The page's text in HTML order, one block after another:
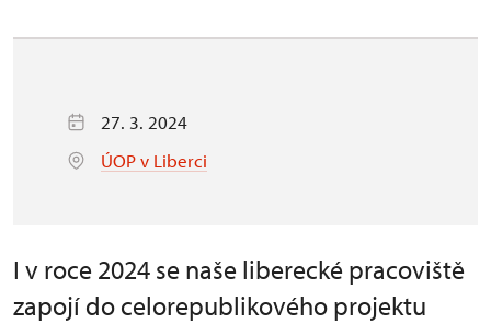
27. 3. 2024
ÚOP v Liberci
I v roce 2024 se naše liberecké pracoviště
zapojí do celorepublikového projektu